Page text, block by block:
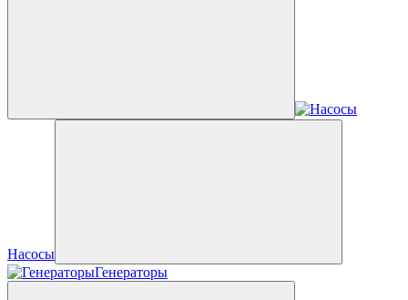
Насосы
Генераторы